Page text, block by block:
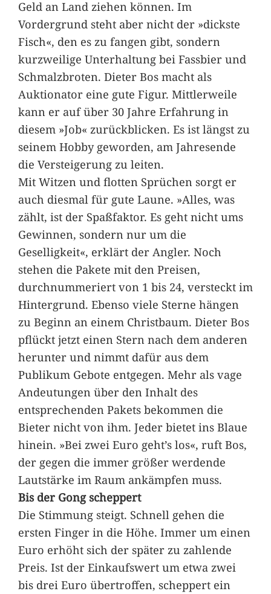
Geld an Land ziehen können. Im
Vordergrund steht aber nicht der »dickste
Fisch«, den es zu fangen gibt, sondern
kurzweilige Unterhaltung bei Fassbier und
Schmalzbroten. Dieter Bos macht als
Auktionator eine gute Figur. Mittlerweile
kann er auf über 30 Jahre Erfahrung in
diesem »Job« zurückblicken. Es ist längst zu
seinem Hobby geworden, am Jahresende
die Versteigerung zu leiten.
Mit Witzen und flotten Sprüchen sorgt er
auch diesmal für gute Laune. »Alles, was
zählt, ist der Spaßfaktor. Es geht nicht ums
Gewinnen, sondern nur um die
Geselligkeit«, erklärt der Angler. Noch
stehen die Pakete mit den Preisen,
durchnummeriert von 1 bis 24, versteckt im
Hintergrund. Ebenso viele Sterne hängen
zu Beginn an einem Christbaum. Dieter Bos
pflückt jetzt einen Stern nach dem anderen
herunter und nimmt dafür aus dem
Publikum Gebote entgegen. Mehr als vage
Andeutungen über den Inhalt des
entsprechenden Pakets bekommen die
Bieter nicht von ihm. Jeder bietet ins Blaue
hinein. »Bei zwei Euro geht’s los«, ruft Bos,
der gegen die immer größer werdende
Lautstärke im Raum ankämpfen muss.
Bis der Gong scheppert
Die Stimmung steigt. Schnell gehen die
ersten Finger in die Höhe. Immer um einen
Euro erhöht sich der später zu zahlende
Preis. Ist der Einkaufswert um etwa zwei
bis drei Euro übertroffen, scheppert ein